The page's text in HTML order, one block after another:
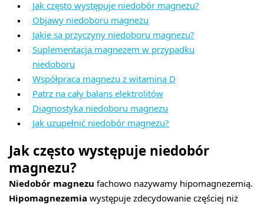
Jak często występuje niedobór magnezu?
Objawy niedoboru magnezu
Jakie są przyczyny niedoboru magnezu?
Suplementacja magnezem w przypadku
niedoboru
Współpraca magnezu z witaminą D
Patrz na cały balans elektrolitów
Diagnostyka niedoboru magnezu
Jak uzupełnić niedobór magnezu?
Jak często występuje niedobór
magnezu?
Niedobór magnezu fachowo nazywamy hipomagnezemią.
Hipomagnezemia występuje zdecydowanie częściej niż